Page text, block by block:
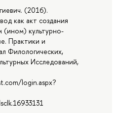
(2016).
как акт создания
(ином) культурно-
Практики и
Филологических,
Исследований,
login.aspx?